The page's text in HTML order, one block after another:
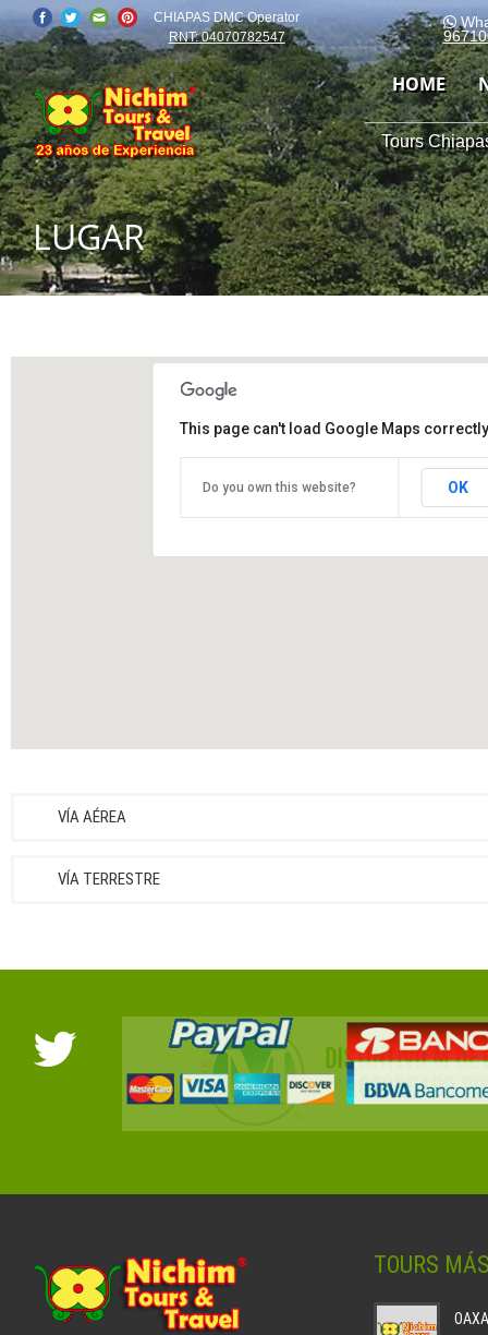
CHIAPAS DMC Operator
RNT: 04070782547
HOME
Tours
LUGAR
San Cristóbal de las Casas
This page can't load Google Maps
Do you own this website? OK
VÍA AÉREA
VÍA TERRESTRE
TOURS